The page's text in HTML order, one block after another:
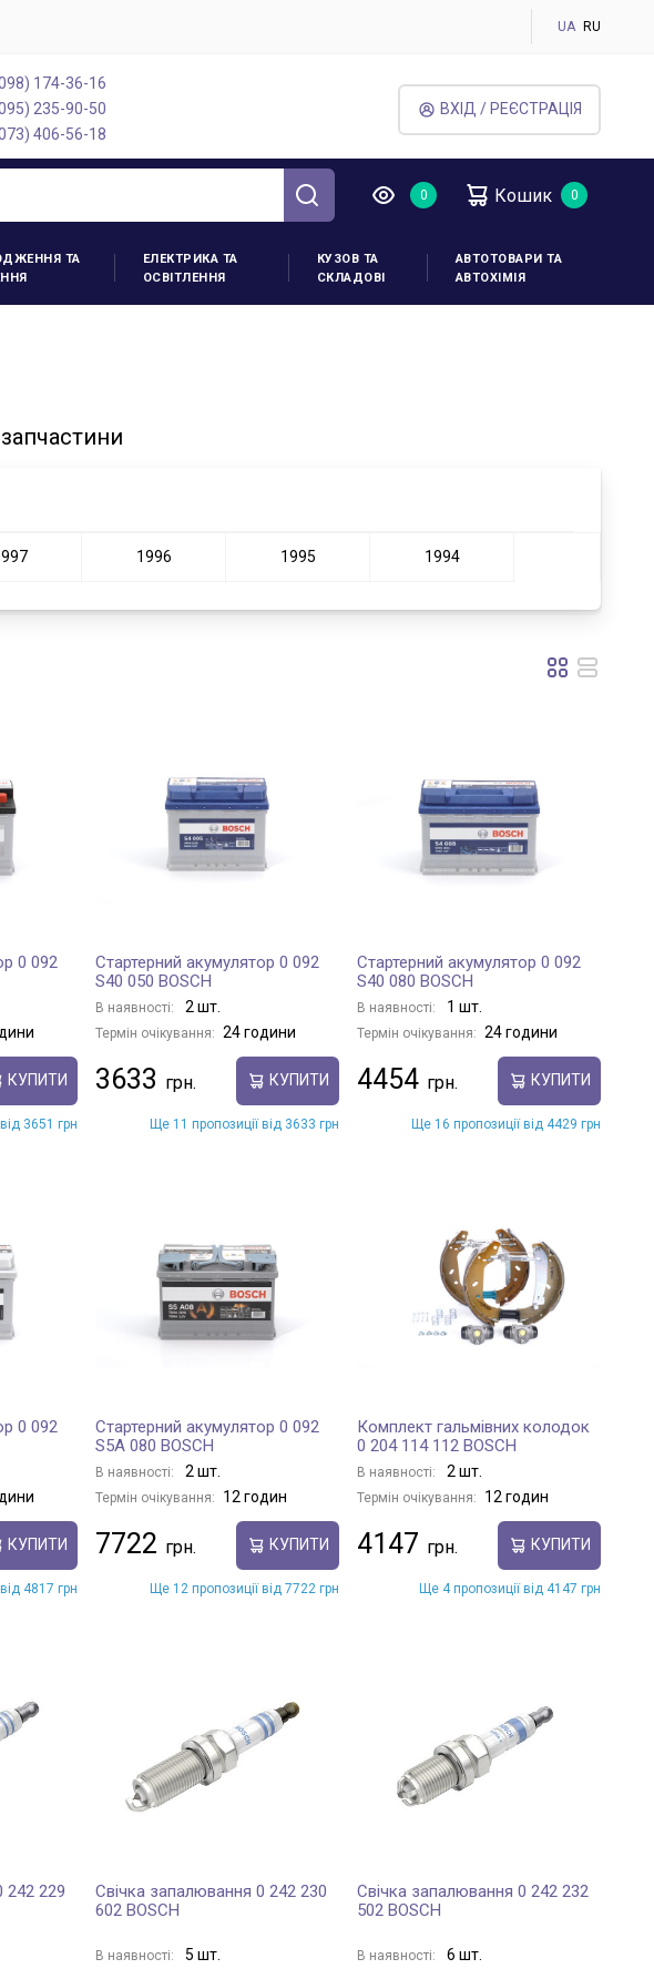
UA RU
174-36-16
235-90-50
406-56-18
ВХІД / РЕЄСТРАЦІЯ
Кошик
ТА
ЕЛЕКТРИКА ТА
ОСВІТЛЕННЯ
КУЗОВ ТА
СКЛАДОВІ
АВТОТОВАРИ ТА
АВТОХІМІЯ
1996 1995 1994
0 092
КУПИТИ
3651 грн
Стартерний акумулятор 0 092
S40 050 BOSCH
В наявності: 2 шт.
Термін очікування: 24 години
3633 КУПИТИ
Ще 11 пропозиції від 3633 грн
Стартерний акумулятор 0 092
S40 080 BOSCH
В наявності: 1 шт.
Термін очікування: 24 години
4454 КУПИТИ
Ще 16 пропозиції від 4429 грн
0 092
КУПИТИ
4817 грн
Стартерний акумулятор 0 092
S5A 080 BOSCH
В наявності: 2 шт.
Термін очікування: 12 годин
7722 КУПИТИ
Ще 12 пропозиції від 7722 грн
Комплект гальмівних колодок
0 204 114 112 BOSCH
В наявності: 2 шт.
Термін очікування: 12 годин
4147 КУПИТИ
Ще 4 пропозиції від 4147 грн
242 229
Свічка запалювання 0 242 230
602 BOSCH
В наявності: 5 шт.
Свічка запалювання 0 242 232
502 BOSCH
В наявності: 6 шт.